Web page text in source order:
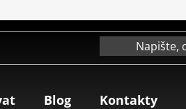
Blog Kontakty